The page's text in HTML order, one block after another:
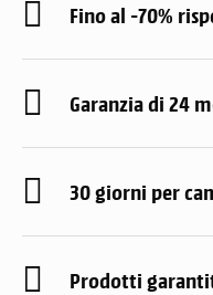
Fino al -70%
Garanzia di 24
30 giorni per
Prodotti